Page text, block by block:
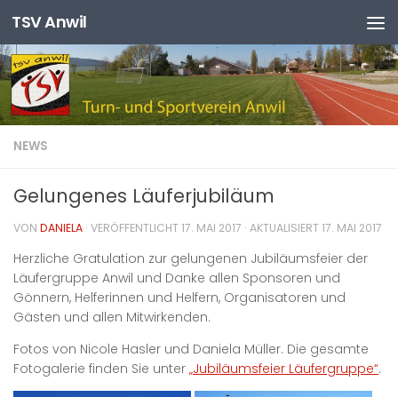
Zum Inhalt springen
TSV Anwil
NEWS
Gelungenes Läuferjubiläum
VON DANIELA · VERÖFFENTLICHT17. MAI 2017 · AKTUALISIERT17. MAI 2017
Herzliche Gratulation zur gelungenen Jubiläumsfeier der
Läufergruppe Anwil und Danke allen Sponsoren und
Gönnern, Helferinnen und Helfern, Organisatoren und
Gästen und allen Mitwirkenden.
Fotos von Nicole Hasler und Daniela Müller. Die gesamte
Fotogalerie finden Sie unter „Jubiläumsfeier Läufergruppe“.